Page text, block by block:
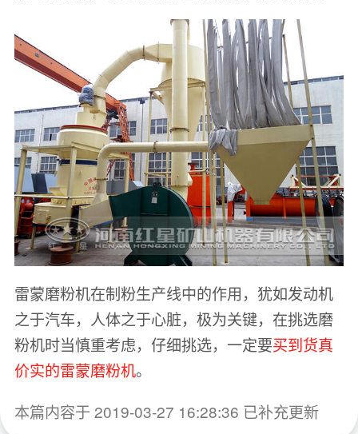
雷蒙磨粉机在制粉生产线中的作用，犹如发动机
之于汽车，人体之于心脏，极为关键，在挑选磨
粉机时当慎重考虑，仔细挑选，一定要买到货真
价实的雷蒙磨粉机。
本篇内容于 2019-03-27 16:28:36 已补充更新